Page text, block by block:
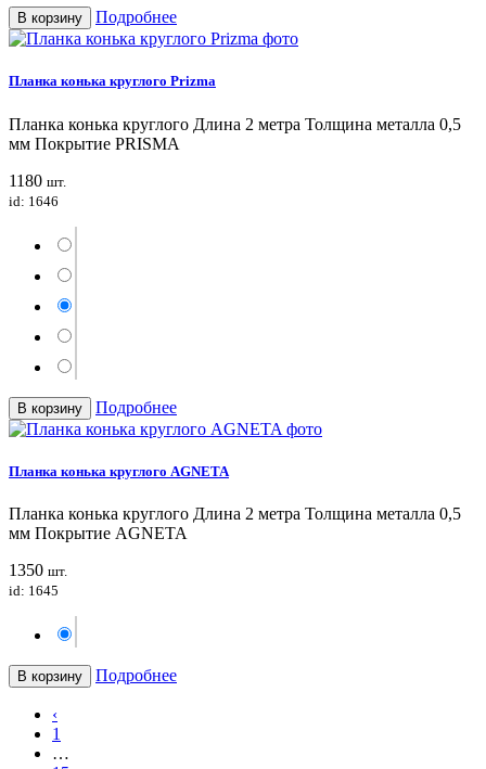
В корзину Подробнее
Планка конька круглого Prizma
Планка конька круглого Длина 2 метра Толщина металла 0,5
мм Покрытие PRISMA
1180 шт.
id: 1646
В корзину Подробнее
Планка конька круглого AGNETA
Планка конька круглого Длина 2 метра Толщина металла 0,5
мм Покрытие AGNETA
1350 шт.
id: 1645
В корзину Подробнее
‹
1
…